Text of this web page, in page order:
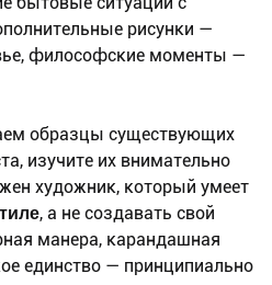
рисунки —
философские моменты —
образцы существующих
изучите их внимательно
художник, который умеет
, а не создавать свой
манера, карандашная
единство — принципиально